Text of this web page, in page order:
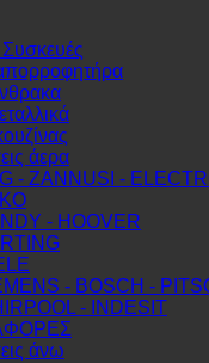
Συσκευές
άερα
- ZANNUSI -
- HOOVER
- BOSCH -
- INDESIT
άνω